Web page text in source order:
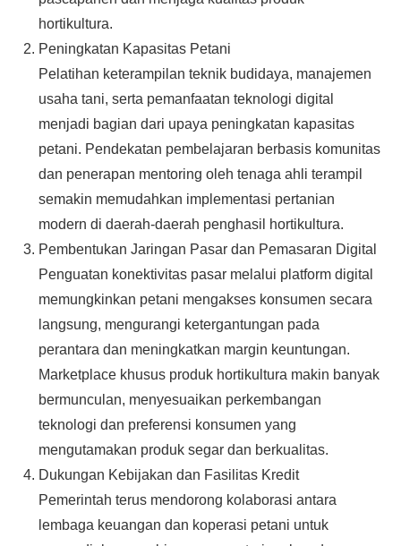
hortikultura.
Peningkatan Kapasitas Petani
Pelatihan keterampilan teknik budidaya, manajemen
usaha tani, serta pemanfaatan teknologi digital
menjadi bagian dari upaya peningkatan kapasitas
petani. Pendekatan pembelajaran berbasis komunitas
dan penerapan mentoring oleh tenaga ahli terampil
semakin memudahkan implementasi pertanian
modern di daerah-daerah penghasil hortikultura.
Pembentukan Jaringan Pasar dan Pemasaran Digital
Penguatan konektivitas pasar melalui platform digital
memungkinkan petani mengakses konsumen secara
langsung, mengurangi ketergantungan pada
perantara dan meningkatkan margin keuntungan.
Marketplace khusus produk hortikultura makin banyak
bermunculan, menyesuaikan perkembangan
teknologi dan preferensi konsumen yang
mengutamakan produk segar dan berkualitas.
Dukungan Kebijakan dan Fasilitas Kredit
Pemerintah terus mendorong kolaborasi antara
lembaga keuangan dan koperasi petani untuk